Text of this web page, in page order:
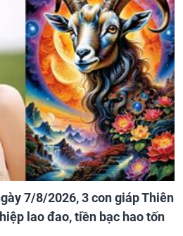
7/8/2026, 3 con giáp Thiên
lao đao, tiền bạc hao tốn